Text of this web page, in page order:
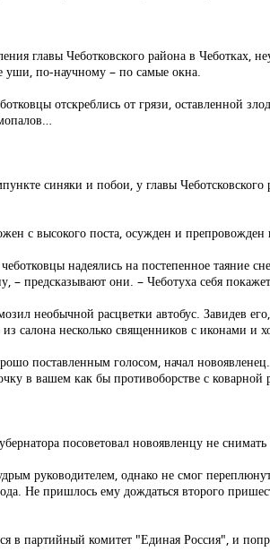
главы Чеботковского района в Чеботках,
уши, по-научному – по самые окна.
отскреблись от грязи, оставленной
синяки и побои, у главы
с высокого поста, осужден и препровожден
надеялись на постепенное таяние
– предсказывают они. – Чеботуха себя
необычной расцветки автобус. Завидев
салона несколько священников с иконами и
поставленным голосом, начал
в вашем как бы противоборстве с коварной
посоветовал новоявленцу не
руководителем, однако не смог
Не пришлось ему дождаться второго
в партийный комитет "Единая Россия", и